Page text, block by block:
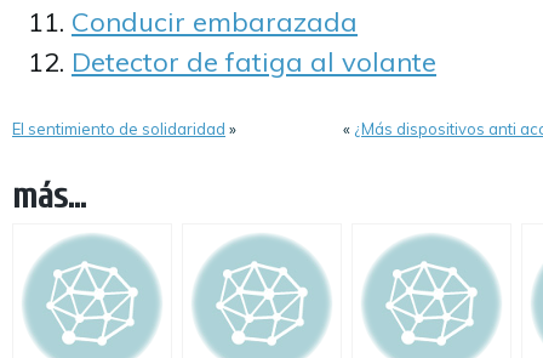
Conducir embarazada
Detector de fatiga al volante
El sentimiento de solidaridad » « ¿Más dispositivos anti
más...